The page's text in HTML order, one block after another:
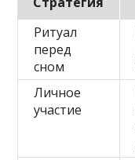
Ритуал
перед
сном
Личное
участие